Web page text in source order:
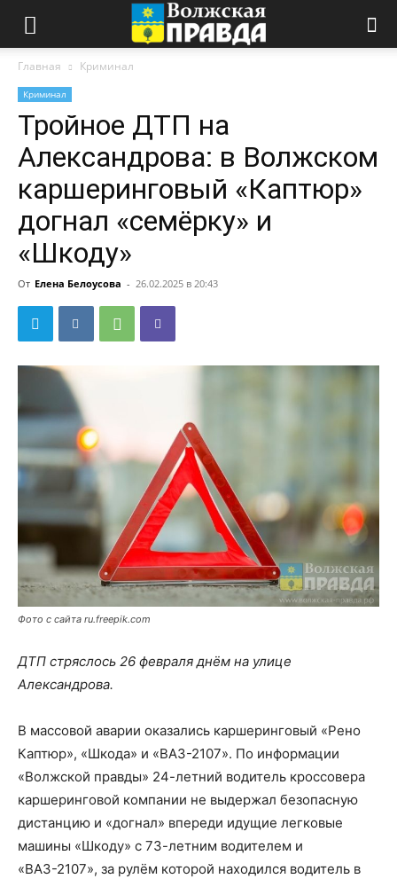
Главная Криминал
Криминал
Тройное ДТП на
Александрова: в Волжском
каршеринговый «Каптюр»
догнал «семёрку» и
«Шкоду»
От Елена Белоусова - 26.02.2025 в 20:43
Фото с сайта ru.freepik.com
ДТП стряслось 26 февраля днём на улице
Александрова.
В массовой аварии оказались каршеринговый «Рено
Каптюр», «Шкода» и «ВАЗ-2107». По информации
«Волжской правды» 24-летний водитель кроссовера
каршеринговой компании не выдержал безопасную
дистанцию и «догнал» впереди идущие легковые
машины «Шкоду» с 73-летним водителем и
«ВАЗ-2107», за рулём которой находился водитель в